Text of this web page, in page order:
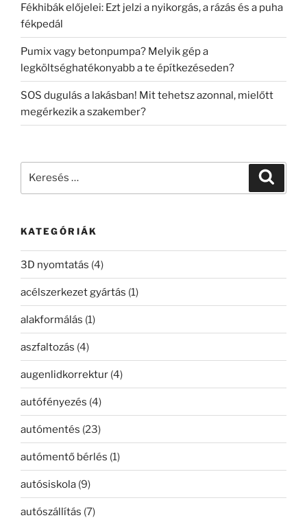
Fékhibák előjelei: Ezt jelzi a nyikorgás, a rázás és a puha
fékpedál
Pumix vagy betonpumpa? Melyik gép a
legköltséghatékonyabb a te építkezéseden?
SOS dugulás a lakásban! Mit tehetsz azonnal, mielőtt
megérkezik a szakember?
KATEGÓRIÁK
3D nyomtatás (4)
acélszerkezet gyártás (1)
alakformálás (1)
aszfaltozás (4)
augenlidkorrektur (4)
autófényezés (4)
autómentés (23)
autómentő bérlés (1)
autósiskola (9)
autószállítás (7)